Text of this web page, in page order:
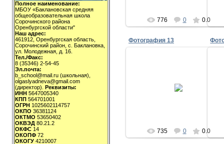
Полное наименование:
МБОУ «Баклановская средняя
общеобразовательная школа
Сорочинского района
Оренбургской области"
Наш адрес:
461912, Оренбургская область,
Сорочинский район, с. Баклановка,
ул. Молодежная, д. 16.
Тел./Факс:
8 (35346) 2-54-45
Эл.почта:
b_school@mail.ru (школьная),
olgaslyadneva@gmail.com
(директор). Реквизиты:
ИНН 5647005340
КПП 564701001
ОГРН 1025602114757
ОКПО 36381124
ОКТМО 53650402
ОКВЭД 80.21.2
ОКФС 14
ОКОПФ 72
ОКОГУ 4210007
776 0 0.0
Фотография 13
735 0 0.0